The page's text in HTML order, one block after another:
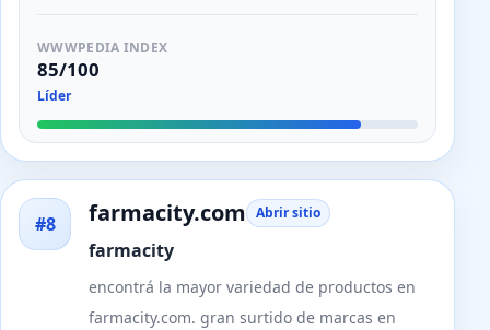
WWWPEDIA INDEX
85/100
Líder
#8 farmacity.com Abrir sitio
farmacity
encontrá la mayor variedad de productos en
farmacity.com. gran surtido de marcas en